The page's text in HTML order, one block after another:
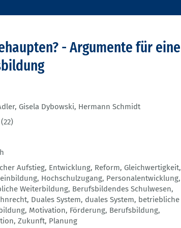
- Argumente für eine
, Gisela Dybowski, Hermann Schmidt
Aufstieg, Entwicklung, Reform, Gleichwertigkeit,
, Hochschulzugang, Personalentwicklung,
Weiterbildung, Berufsbildendes Schulwesen,
, Duales System, duales System, betriebliche
, Motivation, Förderung, Berufsbildung,
, Zukunft, Planung